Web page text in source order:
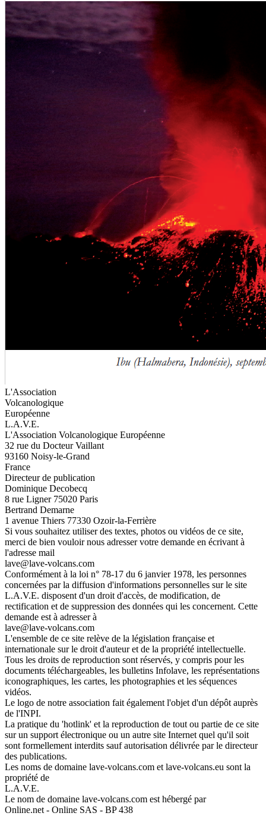
L'Association
Volcanologique
Européenne
L.A.V.E.
L'Association Volcanologique Européenne
32 rue du Docteur Vaillant
93160 Noisy-le-Grand
France
Directeur de publication
Dominique Decobecq
8 rue Ligner 75020 Paris
Bertrand Demarne
1 avenue Thiers 77330 Ozoir-la-Ferrière
Si vous souhaitez utiliser des textes, photos ou vidéos de ce site,
merci de bien vouloir nous adresser votre demande en écrivant à
l'adresse mail
lave@lave-volcans.com
Conformément à la loi n° 78-17 du 6 janvier 1978, les personnes
concernées par la diffusion d'informations personnelles sur le site
L.A.V.E. disposent d'un droit d'accès, de modification, de
rectification et de suppression des données qui les concernent. Cette
demande est à adresser à
lave@lave-volcans.com
L'ensemble de ce site relève de la législation française et
internationale sur le droit d'auteur et de la propriété intellectuelle.
Tous les droits de reproduction sont réservés, y compris pour les
documents téléchargeables, les bulletins Infolave, les représentations
iconographiques, les cartes, les photographies et les séquences
vidéos.
Le logo de notre association fait également l'objet d'un dépôt auprès
de l'INPI.
La pratique du 'hotlink' et la reproduction de tout ou partie de ce site
sur un support électronique ou un autre site Internet quel qu'il soit
sont formellement interdits sauf autorisation délivrée par le directeur
des publications.
Les noms de domaine lave-volcans.com et lave-volcans.eu sont la
propriété de
L.A.V.E.
Le nom de domaine lave-volcans.com est hébergé par
Online.net - Online SAS - BP 438